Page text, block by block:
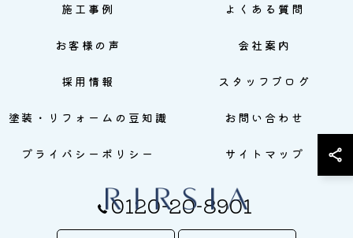
0120-20-8901
施工事例 よくある質問
お客様の声 会社案内
採用情報 スタッフブログ
塗装・リフォームの豆知識 お問い合わせ
プライバシーポリシー サイトマップ